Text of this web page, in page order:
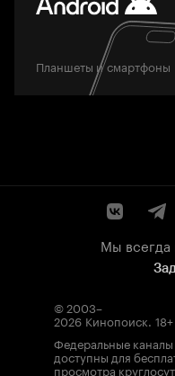
Планшеты и смартфоны
Мы всегда
© 2003–
2026 Кинопоиск. 18+
Федеральные каналы
доступны для
просмотра